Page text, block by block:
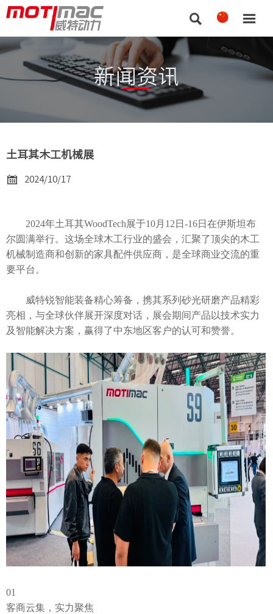
 
新闻资讯
土耳其木工机械展
 2024/10/17
2024年土耳其WoodTech展于10月12日-16日在伊斯坦布
尔圆满举行。这场全球木工行业的盛会，汇聚了顶尖的木工
机械制造商和创新的家具配件供应商，是全球商业交流的重
要平台。
威特锐智能装备精心筹备，携其系列砂光研磨产品精彩
亮相，与全球伙伴展开深度对话，展会期间产品以技术实力
及智能解决方案，赢得了中东地区客户的认可和赞誉。
01
客商云集，实力聚焦